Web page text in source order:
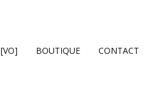
[VO] BOUTIQUE CONTACT